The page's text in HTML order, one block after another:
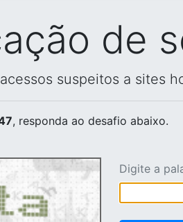
de
suspeitos a sites
, responda ao desafio abaixo.
Digite a